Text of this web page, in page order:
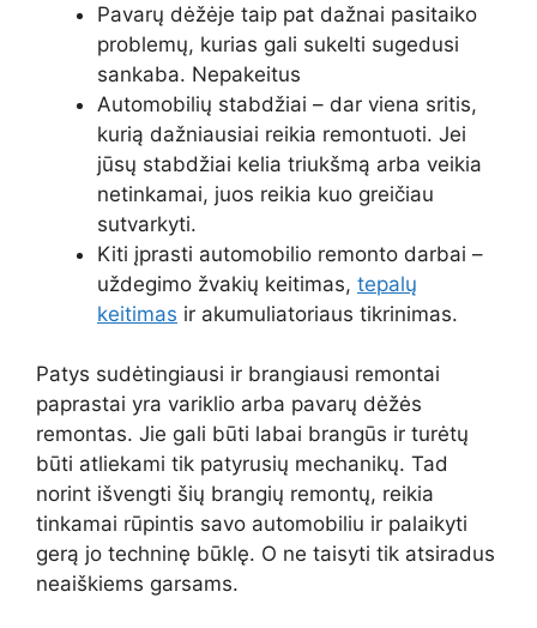
Pavarų dėžėje taip pat dažnai pasitaiko
problemų, kurias gali sukelti sugedusi
sankaba. Nepakeitus
Automobilių stabdžiai – dar viena sritis,
kurią dažniausiai reikia remontuoti. Jei
jūsų stabdžiai kelia triukšmą arba veikia
netinkamai, juos reikia kuo greičiau
sutvarkyti.
Kiti įprasti automobilio remonto darbai –
uždegimo žvakių keitimas, tepalų
keitimas ir akumuliatoriaus tikrinimas.
Patys sudėtingiausi ir brangiausi remontai
paprastai yra variklio arba pavarų dėžės
remontas. Jie gali būti labai brangūs ir turėtų
būti atliekami tik patyrusių mechanikų. Tad
norint išvengti šių brangių remontų, reikia
tinkamai rūpintis savo automobiliu ir palaikyti
gerą jo techninę būklę. O ne taisyti tik atsiradus
neaiškiems garsams.